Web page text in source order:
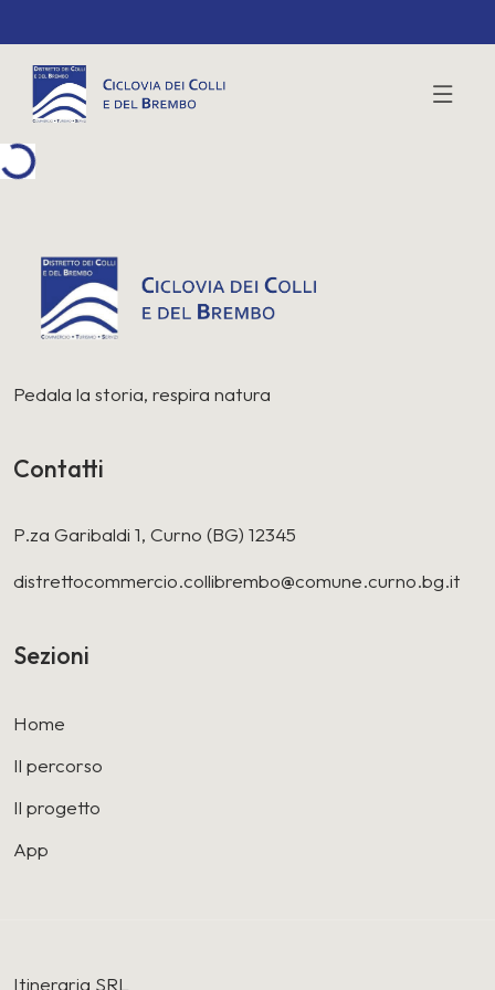
Pedala la storia, respira natura
Contatti
P.za Garibaldi 1, Curno (BG) 12345
distrettocommercio.collibrembo@comune.curno.bg.it
Sezioni
Home
Il percorso
Il progetto
App
Itineraria SRL